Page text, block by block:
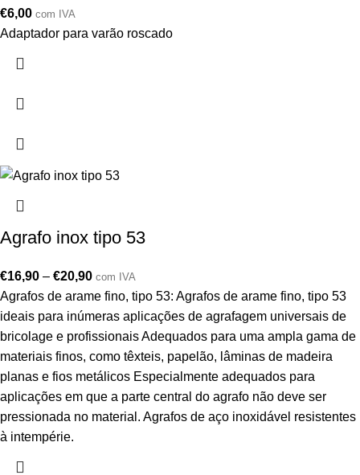
€6,00 com IVA
Adaptador para varão roscado
Agrafo inox tipo 53
€16,90 – €20,90 com IVA
Agrafos de arame fino, tipo 53: Agrafos de arame fino, tipo 53
ideais para inúmeras aplicações de agrafagem universais de
bricolage e profissionais Adequados para uma ampla gama de
materiais finos, como têxteis, papelão, lâminas de madeira
planas e fios metálicos Especialmente adequados para
aplicações em que a parte central do agrafo não deve ser
pressionada no material. Agrafos de aço inoxidável resistentes
à intempérie.